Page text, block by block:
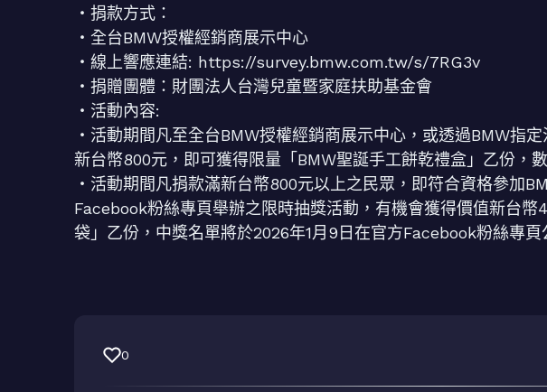
・捐款方式：
・全台BMW授權經銷商展示中心
・線上響應連結: https://survey.bmw.com.tw/s/7RG3v
・捐贈團體：財團法人台灣兒童暨家庭扶助基金會
・活動內容:
・活動期間凡至全台BMW授權經銷商展示中心，或透過BMW指
新台幣800元，即可獲得限量「BMW聖誕手工餅乾禮盒」乙份，
・活動期間凡捐款滿新台幣800元以上之民眾，即符合資格參加
Facebook粉絲專頁舉辦之限時抽獎活動，有機會獲得價值新台
袋」乙份，中獎名單將於2026年1月9日在官方Facebook粉絲專頁
0